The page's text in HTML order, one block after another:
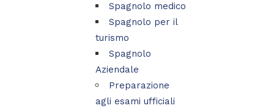
Spagnolo medico
Spagnolo per il
turismo
Spagnolo
Aziendale
Preparazione
agli esami ufficiali